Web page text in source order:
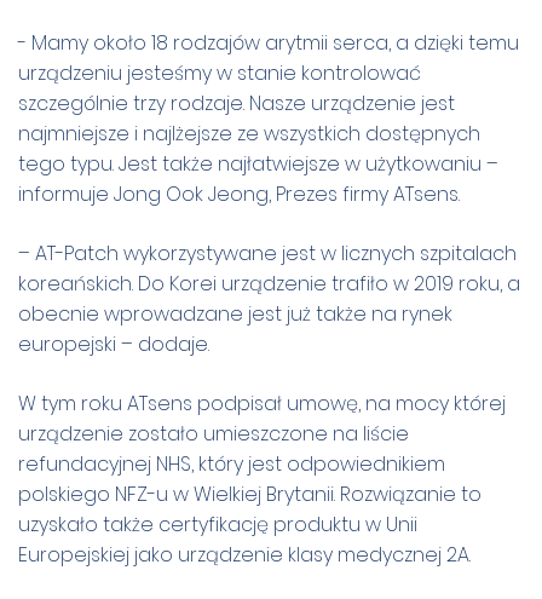
- Mamy około 18 rodzajów arytmii serca, a dzięki temu
urządzeniu jesteśmy w stanie kontrolować
szczególnie trzy rodzaje. Nasze urządzenie jest
najmniejsze i najlżejsze ze wszystkich dostępnych
tego typu. Jest także najłatwiejsze w użytkowaniu –
informuje Jong Ook Jeong, Prezes firmy ATsens.
– AT-Patch wykorzystywane jest w licznych szpitalach
koreańskich. Do Korei urządzenie trafiło w 2019 roku, a
obecnie wprowadzane jest już także na rynek
europejski – dodaje.
W tym roku ATsens podpisał umowę, na mocy której
urządzenie zostało umieszczone na liście
refundacyjnej NHS, który jest odpowiednikiem
polskiego NFZ-u w Wielkiej Brytanii. Rozwiązanie to
uzyskało także certyfikację produktu w Unii
Europejskiej jako urządzenie klasy medycznej 2A.